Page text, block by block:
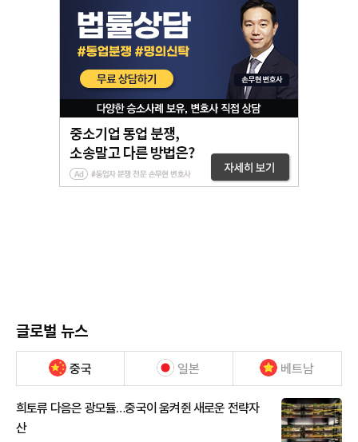
글로벌 뉴스
중국 일본 베트남
희토류 다음은 광모듈…중국이 움켜쥔 새로운 전략자
산